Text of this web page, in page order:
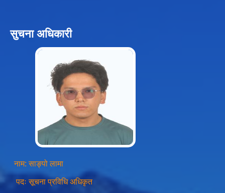
सुचना अधिकारी
नाम: साङ्पो लामा
पदः सूचना प्रविधि अधिकृत